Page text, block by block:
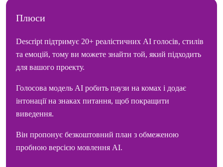
Плюси
Descript підтримує 20+ реалістичних AI голосів, стилів
та емоцій, тому ви можете знайти той, який підходить
для вашого проекту.
Голосова модель AI робить паузи на комах і додає
інтонації на знаках питання, щоб покращити
виведення.
Він пропонує безкоштовний план з обмеженою
пробною версією мовлення AI.